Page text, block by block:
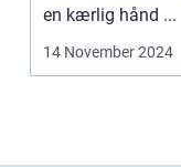
en kærlig hånd ...
14 November 2024